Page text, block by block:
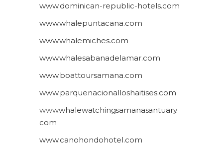
www.dominican-republic-hotels.com
www.whalepuntacana.com
www.whalemiches.com
www.whalesabanadelamar.com
www.boattoursamana.com
www.parquenacionalloshaitises.com
www.whalewatchingsamanasantuary.
com
www.canohondohotel.com